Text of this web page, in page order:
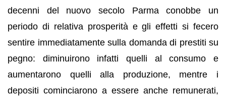
decenni del nuovo secolo Parma conobbe un
periodo di relativa prosperità e gli effetti si fecero
sentire immediatamente sulla domanda di prestiti su
pegno: diminuirono infatti quelli al consumo e
aumentarono quelli alla produzione, mentre i
depositi cominciarono a essere anche remunerati,